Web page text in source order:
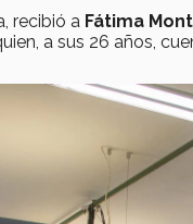
recibió a Fátima
a sus 26 años,